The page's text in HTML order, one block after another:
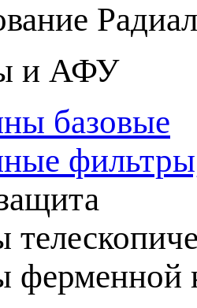
Радиал
и АФУ
базовые
ферменной